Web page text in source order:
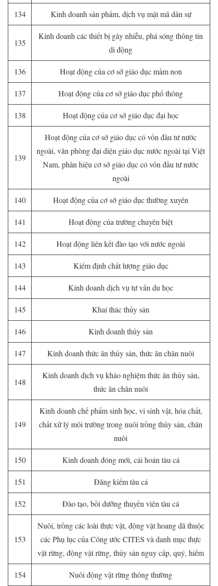
134 Kinh doanh sản phẩm, dịch vụ mật mã dân sự
135
Kinh doanh các thiết bị gây nhiễu, phá sóng thông tin
di động
136 Hoạt động của cơ sở giáo dục mầm non
137 Hoạt động của cơ sở giáo dục phổ thông
138 Hoạt động của cơ sở giáo dục đại học
139
Hoạt động của cơ sở giáo dục có vốn đầu tư nước
ngoài, văn phòng đại diện giáo dục nước ngoài tại Việt
Nam, phân hiệu cơ sở giáo dục có vốn đầu tư nước
ngoài
140 Hoạt động của cơ sở giáo dục thường xuyên
141 Hoạt động của trường chuyên biệt
142 Hoạt động liên kết đào tạo với nước ngoài
143 Kiểm định chất lượng giáo dục
144 Kinh doanh dịch vụ tư vấn du học
145 Khai thác thủy sản
146 Kinh doanh thủy sản
147 Kinh doanh thức ăn thủy sản, thức ăn chăn nuôi
148
Kinh doanh dịch vụ khảo nghiệm thức ăn thủy sản,
thức ăn chăn nuôi
149
Kinh doanh chế phẩm sinh học, vi sinh vật, hóa chất,
chất xử lý môi trường trong nuôi trồng thủy sản, chăn
nuôi
150 Kinh doanh đóng mới, cải hoán tàu cá
151 Đăng kiểm tàu cá
152 Đào tạo, bồi dưỡng thuyền viên tàu cá
153
Nuôi, trồng các loài thực vật, động vật hoang dã thuộc
các Phụ lục của Công ước CITES và danh mục thực
vật rừng, động vật rừng, thủy sản nguy cấp, quý, hiếm
154 Nuôi động vật rừng thông thường